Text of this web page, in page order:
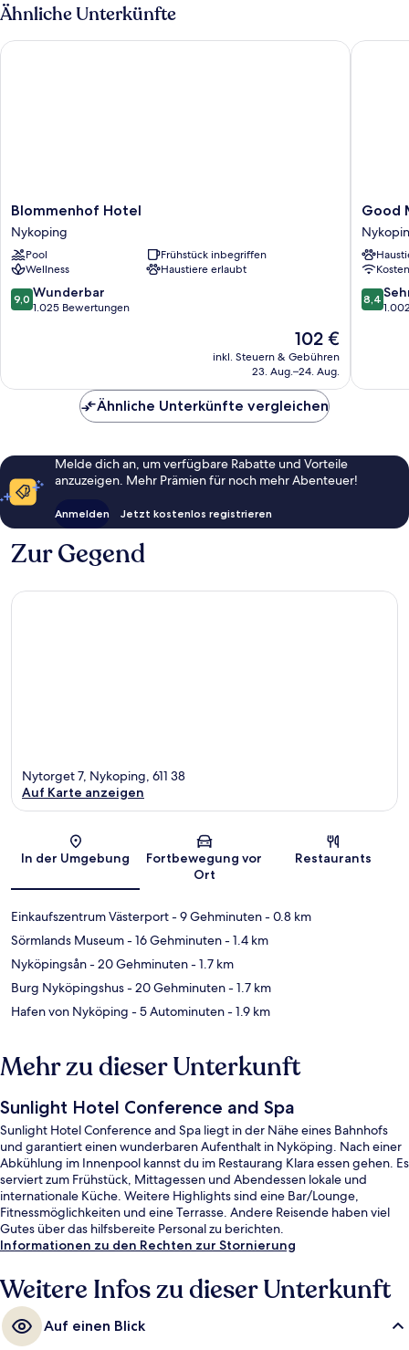
Ähnliche Unterkünfte
Blommenhof
Hotel
Nykoping
Blommenhof Hotel
Nykoping
Pool
Frühstück inbegriffen
Wellness
Haustiere erlaubt
9.0
von
9,0 Wunderbar
1.025 Bewertungen
Der
Preis
beträgt
102 €
inkl. Steuern & Gebühren
23. Aug.–24. Aug.
Blommenhof Hotel
Good
Good
8.4
von
8,4
Good
Ähnliche Unterkünfte vergleichen
Melde dich an, um verfügbare Rabatte und Vorteile
anzuzeigen. Mehr Prämien für noch mehr Abenteuer!
Anmelden Jetzt kostenlos registrieren
Zur Gegend
Karte
Nytorget 7, Nykoping, 611 38
Auf Karte anzeigen
In der Umgebung
Fortbewegung vor
Ort
Restaurants
Einkaufszentrum Västerport- 9 Gehminuten- 0.8 km
Sörmlands Museum- 16 Gehminuten- 1.4 km
Nyköpingsån- 20 Gehminuten- 1.7 km
Burg Nyköpingshus- 20 Gehminuten- 1.7 km
Hafen von Nyköping - 5 Autominuten- 1.9 km
Mehr zu dieser Unterkunft
Sunlight Hotel Conference and Spa
Sunlight Hotel Conference and Spa liegt in der Nähe eines Bahnhofs
und garantiert einen wunderbaren Aufenthalt in Nyköping. Nach einer
Abkühlung im Innenpool kannst du im Restaurang Klara essen gehen. Es
serviert zum Frühstück, Mittagessen und Abendessen lokale und
internationale Küche. Weitere Highlights sind eine Bar/Lounge,
Fitnessmöglichkeiten und eine Terrasse. Andere Reisende haben viel
Gutes über das hilfsbereite Personal zu berichten.
Informationen zu den Rechten zur Stornierung
Weitere Infos zu dieser Unterkunft
Auf einen Blick